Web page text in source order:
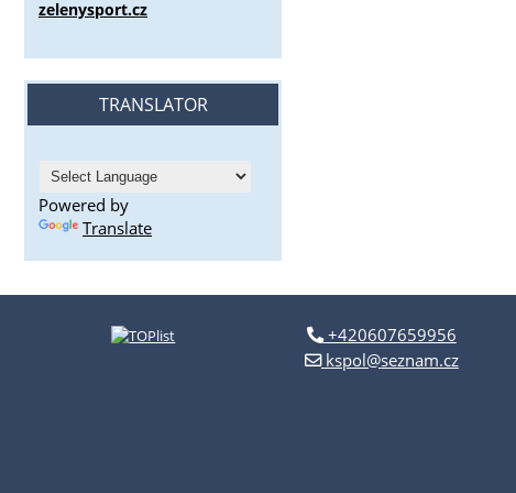
zelenysport.cz
TRANSLATOR
Powered by
Translate
+420607659956
kspol@seznam.cz